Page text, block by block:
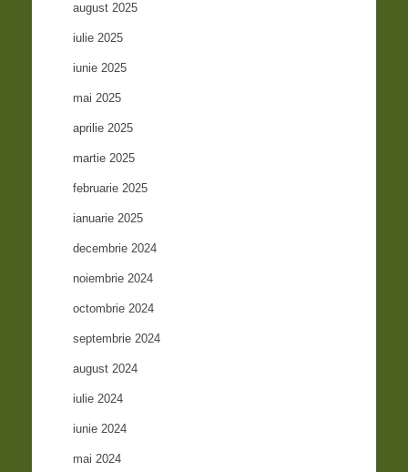
august 2025
iulie 2025
iunie 2025
mai 2025
aprilie 2025
martie 2025
februarie 2025
ianuarie 2025
decembrie 2024
noiembrie 2024
octombrie 2024
septembrie 2024
august 2024
iulie 2024
iunie 2024
mai 2024